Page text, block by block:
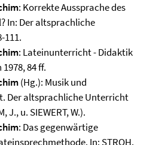
: Korrekte Aussprache des
In: Der altsprachliche
111.
: Lateinunterricht - Didaktik
84 ff.
(Hg.): Musik und
Der altsprachliche Unterricht
J., u. SIEWERT, W.).
: Das gegenwärtige
In: STROH,